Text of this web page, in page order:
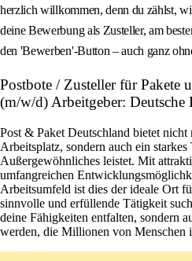
herzlich willkommen, denn du zählst,
deine Bewerbung als Zusteller, am
den 'Bewerben'-Button – auch ganz
Postbote / Zusteller für Pakete
(m/w/d) Arbeitgeber: Deutsche
Post & Paket Deutschland bietet nicht
Arbeitsplatz, sondern auch ein starkes
Außergewöhnliches leistet. Mit
umfangreichen
Arbeitsumfeld ist dies der ideale Ort
sinnvolle und erfüllende Tätigkeit
deine Fähigkeiten entfalten, sondern
werden, die Millionen von Menschen